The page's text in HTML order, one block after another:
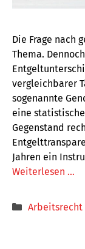
Die Frage nach
Thema.
vergleichbarer
sogenannte
eine
Gegenstand
Jahren ein
Weiterlesen …
Kategorien
Arbeitsrecht